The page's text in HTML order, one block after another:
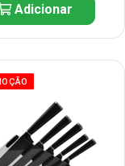
Adicionar